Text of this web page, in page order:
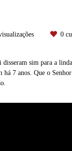
0
disseram sim para a
há 7 anos. Que o